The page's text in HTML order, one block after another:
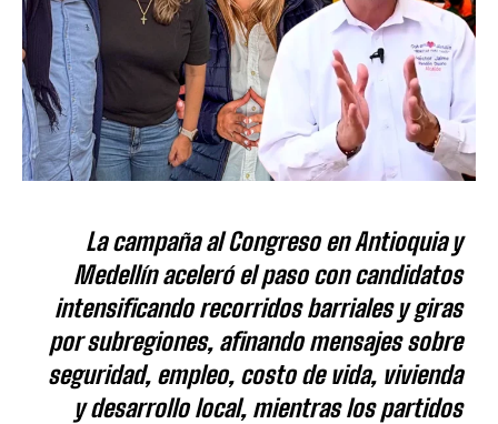
La campaña al Congreso en Antioquia y
Medellín aceleró el paso con candidatos
intensificando recorridos barriales y giras
por subregiones, afinando mensajes sobre
seguridad, empleo, costo de vida, vivienda
y desarrollo local, mientras los partidos